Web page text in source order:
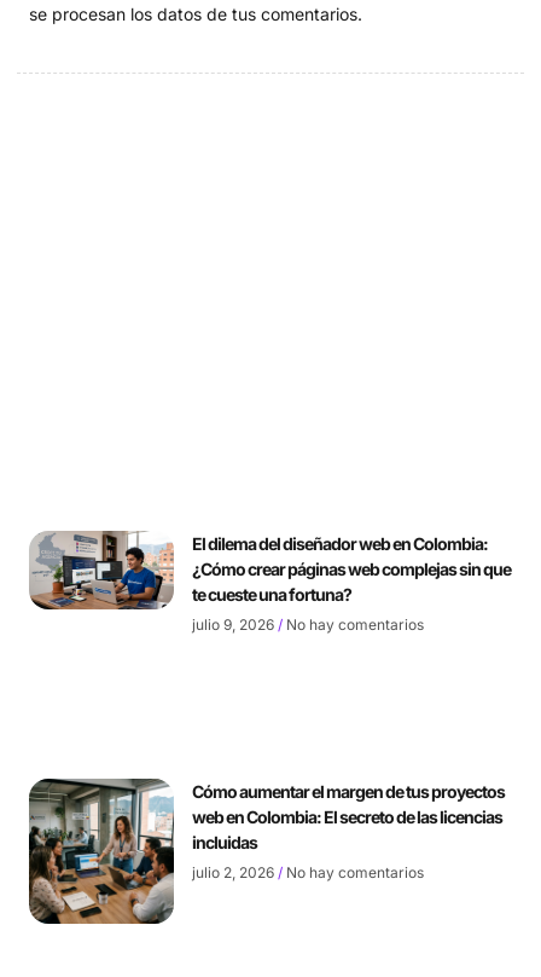
se procesan los datos de tus comentarios.
El dilema del diseñador web en Colombia:
¿Cómo crear páginas web complejas sin que
te cueste una fortuna?
julio 9, 2026 No hay comentarios
Cómo aumentar el margen de tus proyectos
web en Colombia: El secreto de las licencias
incluidas
julio 2, 2026 No hay comentarios